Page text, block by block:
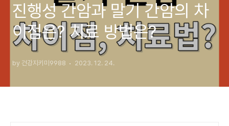
진행성 간암과 말기 간암의 차
이점은? 치료 방법은?
by 건강지키미9988 2023. 12. 24.